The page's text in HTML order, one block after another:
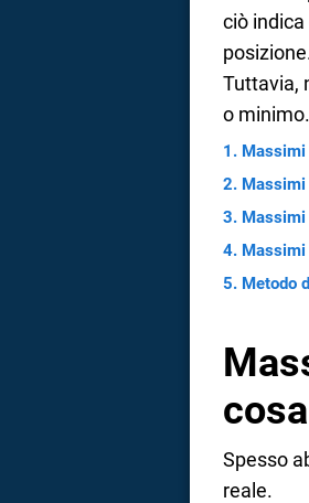
ciò
Tuttavia,
o
Massimi
Massimi
Massimi
Massimi
Metodo
Spesso
reale.